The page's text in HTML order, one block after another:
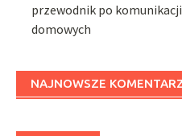
przewodnik po
domowych
NAJNOWSZE